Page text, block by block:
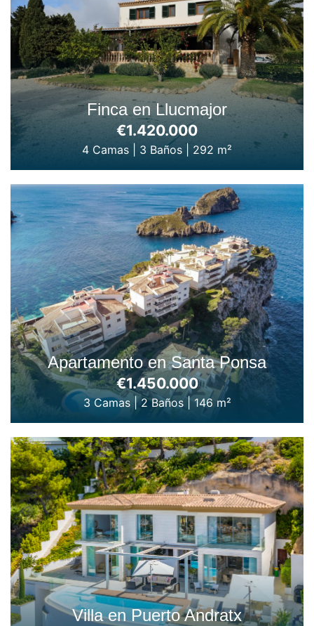
Finca en Llucmajor
€1.420.000
4 Camas 3 Baños 292 m²
Apartamento en Santa Ponsa
€1.450.000
3 Camas|2 Baños|146 m²
Villa en Puerto Andratx